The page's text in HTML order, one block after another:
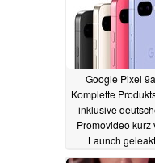
Google Pixel
Komplette
inklusive
Promovideo kurz
Launch geleakt
19.03.2025